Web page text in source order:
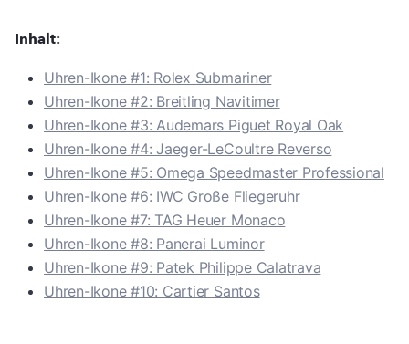
Inhalt:
Uhren-Ikone #1: Rolex Submariner
Uhren-Ikone #2: Breitling Navitimer
Uhren-Ikone #3: Audemars Piguet Royal Oak
Uhren-Ikone #4: Jaeger-LeCoultre Reverso
Uhren-Ikone #5: Omega Speedmaster Professional
Uhren-Ikone #6: IWC Große Fliegeruhr
Uhren-Ikone #7: TAG Heuer Monaco
Uhren-Ikone #8: Panerai Luminor
Uhren-Ikone #9: Patek Philippe Calatrava
Uhren-Ikone #10: Cartier Santos